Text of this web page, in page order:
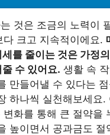
것은 조금의 노력이
다 크고 지속적이에요.
를 줄이는 것은 가정
수 있어요. 생활 속
만들어낼 수 있다는
하나씩 실천해보세요.
화를 통해 큰 절약을
높이면서 공과금도 절